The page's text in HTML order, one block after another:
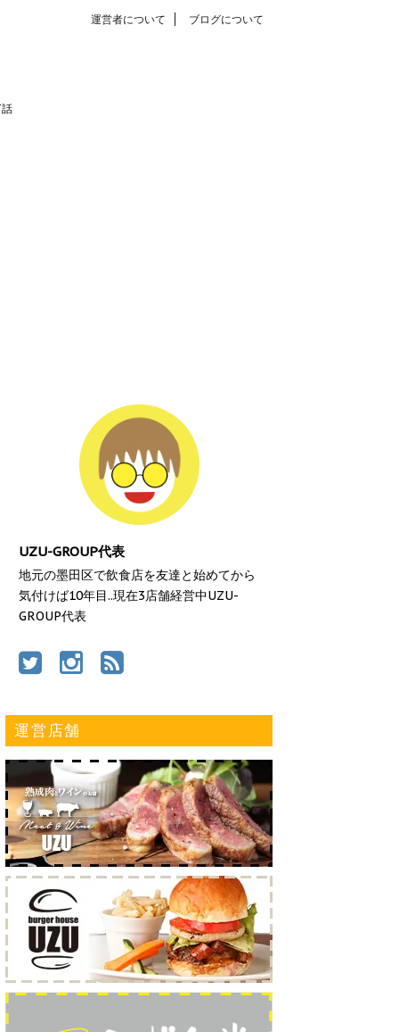
運営者について ブログについて
UZU-GROUP代表
地元の墨田区で飲食店を友達と始めてから
気付けば10年目..現在3店舗経営中UZU-
GROUP代表
運営店舗